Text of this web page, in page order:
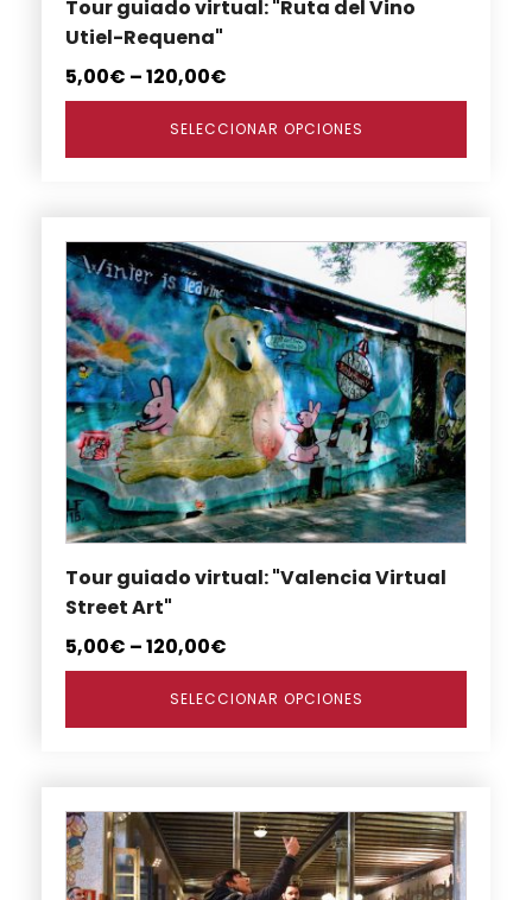
Tour guiado virtual: "Ruta del Vino
Utiel-Requena"
5,00€ –120,00€
SELECCIONAR OPCIONES
la
página
de
producto
Tour guiado virtual: "Valencia Virtual
Street Art"
5,00€ –120,00€
SELECCIONAR OPCIONES
Este
producto
tiene
múltiples
variantes.
Las
opciones
se
pueden
elegir
en
la
página
de
producto
Este
producto
tiene